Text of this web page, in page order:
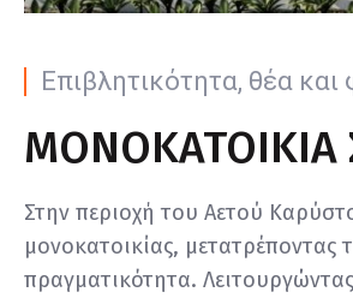
Επιβλητικότητα, θέα
ΜΟΝΟΚΑΤΟΙΚΊΑ
Στην περιοχή του Αετού
μονοκατοικίας, μετατρέποντας
πραγματικότητα.